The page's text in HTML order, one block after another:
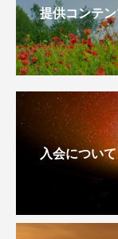
提供コンテ
入会について